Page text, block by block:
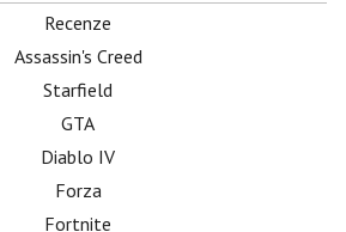
Recenze
Assassin's Creed
Starfield
GTA
Diablo IV
Forza
Fortnite